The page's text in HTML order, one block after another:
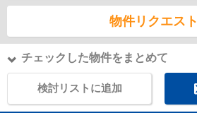
物件リクエスト
チェックした物件をまとめて
検討リストに追加